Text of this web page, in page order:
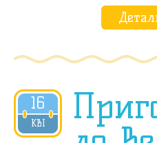
16
КВІ
2020